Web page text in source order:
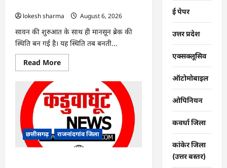
lokesh sharma
August 6, 2026
सावन की शुरुआत के साथ ही मानसून ब्रेक की
स्थिति बन गई है। यह स्थिति तब बनती...
Read MoreRead
more
7
दिन
और
थमी
रहेगी
बारिश,
नए
सिस्टम
छत्तीसगढ़ राजनांदगांव जिला
ई पेपर
उत्तर प्रदेश
एक्सक्लूसिव
ऑटोमोबाइल
ओपिनियन
कवर्धा जिला
कांकेर जिला
(उत्तर बस्तर)